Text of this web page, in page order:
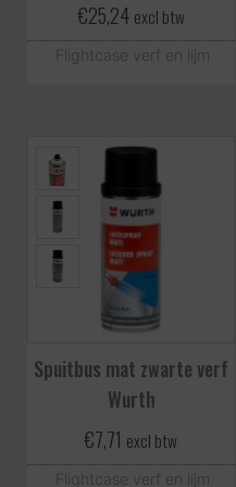
€25,24 excl btw
Flightcase verf en lijm
Spuitbus mat zwarte verf
Wurth
€7,71 excl btw
Flightcase verf en lijm